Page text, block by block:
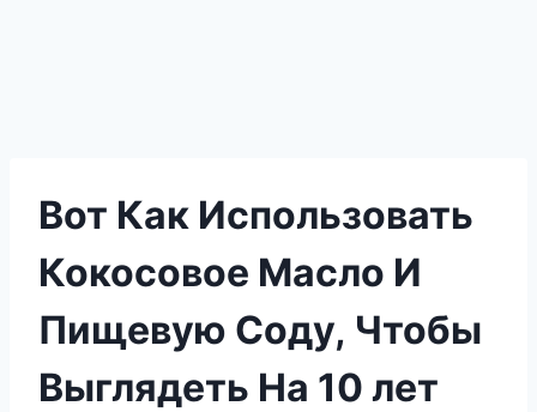
Вот Как Использовать
Кокосовое Масло И
Пищевую Соду, Чтобы
Выглядеть На 10 лет